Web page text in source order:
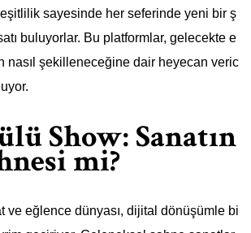
sayesinde her seferinde yeni bir ş
buluyorlar. Bu platformlar, gelecekte e
nasıl şekilleneceğine dair heyecan veric
Show: Sanatın
mi?
ve eğlence dünyası, dijital dönüşümle bi